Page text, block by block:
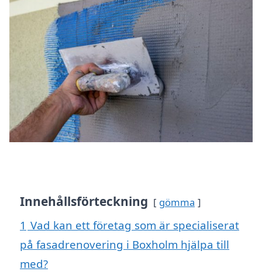
Innehållsförteckning gömma
1 Vad kan ett företag som är specialiserat
på fasadrenovering i Boxholm hjälpa till
med?